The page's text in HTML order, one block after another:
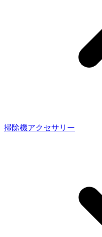
掃除機アクセサリー